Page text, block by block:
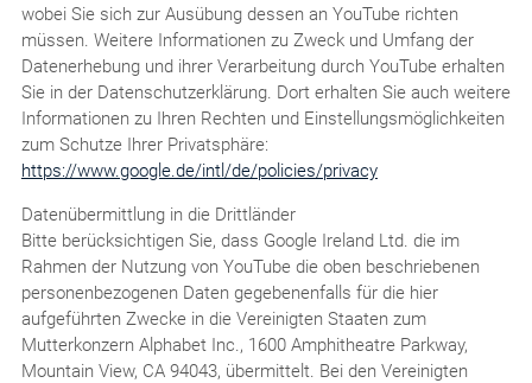
wobei Sie sich zur Ausübung dessen an YouTube richten
müssen. Weitere Informationen zu Zweck und Umfang der
Datenerhebung und ihrer Verarbeitung durch YouTube erhalten
Sie in der Datenschutzerklärung. Dort erhalten Sie auch weitere
Informationen zu Ihren Rechten und Einstellungsmöglichkeiten
zum Schutze Ihrer Privatsphäre:
https://www.google.de/intl/de/policies/privacy
Datenübermittlung in die Drittländer
Bitte berücksichtigen Sie, dass Google Ireland Ltd. die im
Rahmen der Nutzung von YouTube die oben beschriebenen
personenbezogenen Daten gegebenenfalls für die hier
aufgeführten Zwecke in die Vereinigten Staaten zum
Mutterkonzern Alphabet Inc., 1600 Amphitheatre Parkway,
Mountain View, CA 94043, übermittelt. Bei den Vereinigten